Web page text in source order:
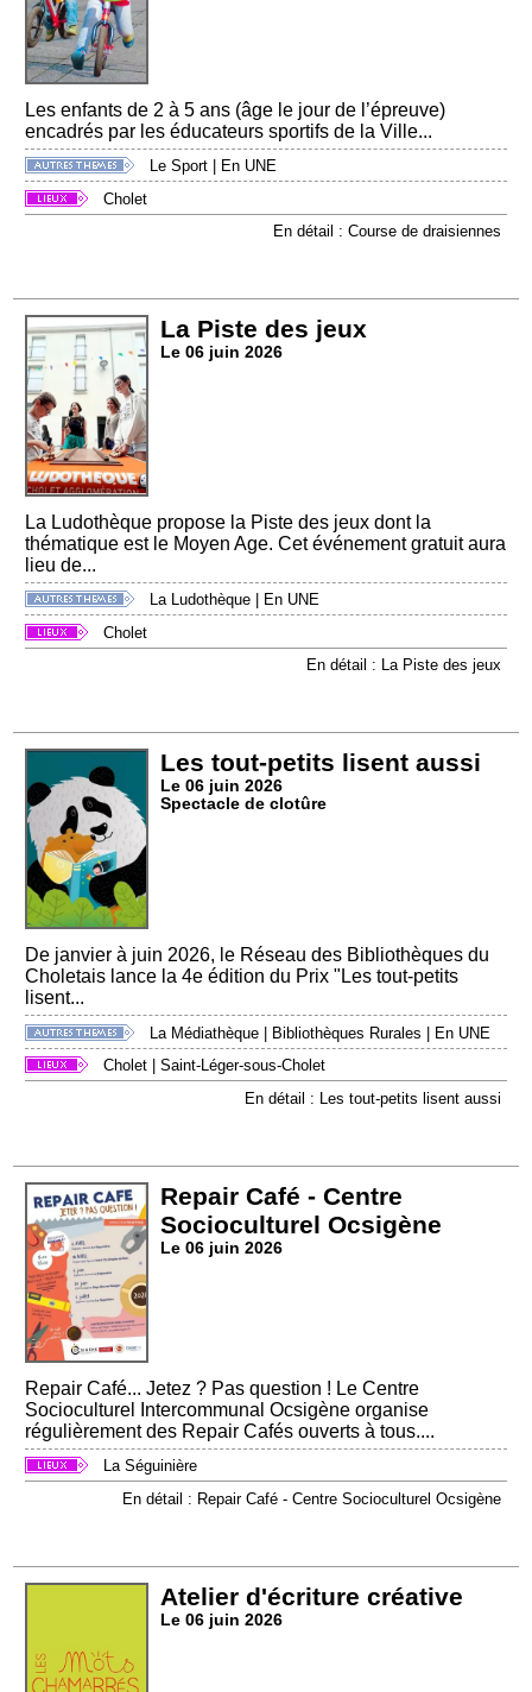
Les enfants de 2 à 5 ans (âge le jour de l’épreuve)
encadrés par les éducateurs sportifs de la Ville...
Le Sport
En UNE
Cholet
En détail : Course de draisiennes
La Piste des jeux
Le 06 juin 2026
La Ludothèque propose la Piste des jeux dont la
thématique est le Moyen Age. Cet événement gratuit aura
lieu de...
La Ludothèque
En UNE
Cholet
En détail : La Piste des jeux
Les tout-petits lisent aussi
Le 06 juin 2026
Spectacle de clotûre
De janvier à juin 2026, le Réseau des Bibliothèques du
Choletais lance la 4e édition du Prix "Les tout-petits
lisent...
La Médiathèque | Bibliothèques Rurales | En UNE
Cholet |Saint-Léger-sous-Cholet
En détail : Les tout-petits lisent aussi
Repair Café - Centre
Socioculturel Ocsigène
Le 06 juin 2026
Repair Café... Jetez ? Pas question ! Le Centre
Socioculturel Intercommunal Ocsigène organise
régulièrement des Repair Cafés ouverts à tous....
La Séguinière
En détail : Repair Café - Centre Socioculturel Ocsigène
Atelier d'écriture créative
Le 06 juin 2026